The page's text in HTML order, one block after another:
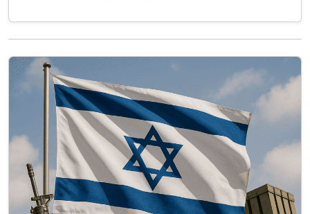
relatifs à la gouvernance, à la sécurité et à
restent largement théoriques en l’absence
d’un accord politique, de garanties crédibles…
Lire la suite